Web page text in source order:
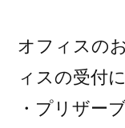
オフィスの
ィスの受付
・プリザー